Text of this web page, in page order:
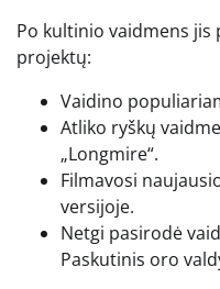
Po kultinio vaidmens jis
projektų:
Vaidino
Atliko ryškų
„Longmire“.
Filmavosi
versijoje.
Netgi pasirodė
Paskutinis oro